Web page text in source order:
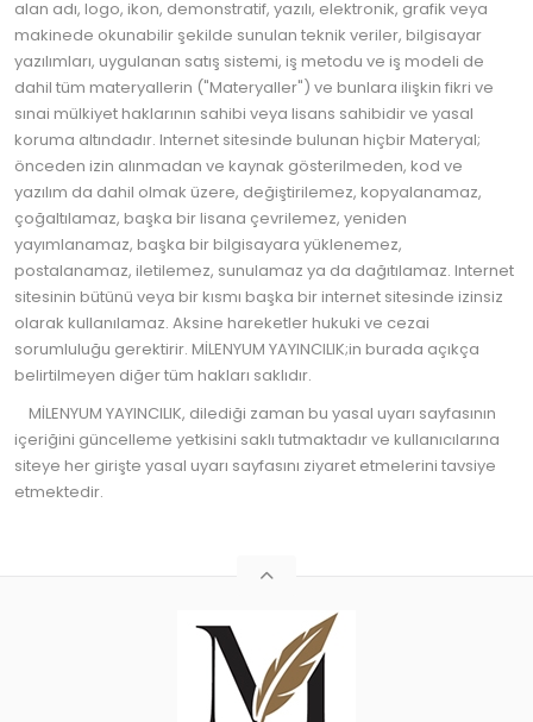
alan adı, logo, ikon, demonstratif, yazılı, elektronik, grafik veya
makinede okunabilir şekilde sunulan teknik veriler, bilgisayar
yazılımları, uygulanan satış sistemi, iş metodu ve iş modeli de
dahil tüm materyallerin ("Materyaller") ve bunlara ilişkin fikri ve
sınai mülkiyet haklarının sahibi veya lisans sahibidir ve yasal
koruma altındadır. Internet sitesinde bulunan hiçbir Materyal;
önceden izin alınmadan ve kaynak gösterilmeden, kod ve
yazılım da dahil olmak üzere, değiştirilemez, kopyalanamaz,
çoğaltılamaz, başka bir lisana çevrilemez, yeniden
yayımlanamaz, başka bir bilgisayara yüklenemez,
postalanamaz, iletilemez, sunulamaz ya da dağıtılamaz. Internet
sitesinin bütünü veya bir kısmı başka bir internet sitesinde izinsiz
olarak kullanılamaz. Aksine hareketler hukuki ve cezai
sorumluluğu gerektirir. MİLENYUM YAYINCILIK;in burada açıkça
belirtilmeyen diğer tüm hakları saklıdır.
MİLENYUM YAYINCILIK, dilediği zaman bu yasal uyarı sayfasının
içeriğini güncelleme yetkisini saklı tutmaktadır ve kullanıcılarına
siteye her girişte yasal uyarı sayfasını ziyaret etmelerini tavsiye
etmektedir.